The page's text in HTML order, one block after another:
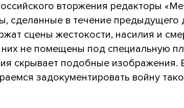
вторжения редакторы
сделанные в течение предыдущего
сцены жестокости, насилия и
не помещены под специальную
скрывает подобные изображения.
задокументировать войну